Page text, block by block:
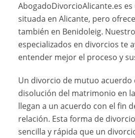
AbogadoDivorcioAlicante.es
situada en Alicante, pero
también en Benidoleig.
especializados en divorcios te
entender mejor el proceso y
Un divorcio de mutuo acuerdo
disolución del matrimonio en
llegan a un acuerdo con el fin
relación. Esta forma de
sencilla y rápida que un